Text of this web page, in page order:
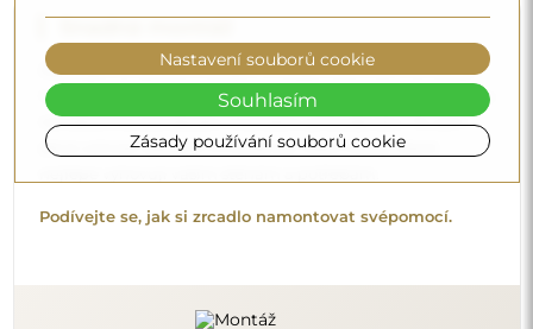
specializované přípravky, dbejte na to, aby měly neutrální
pH (kolem 7). Vyhněte se silným čisticím prostředkům
obsahujícím ocet, čpavek nebo silné kyseliny – díky tomu
si zrcadlo zachová krásný odraz po mnoho let.
Objevte více tipů na našem blogu.
Zásady používání souborů cookie
Nastavení souborů cookie
Souhlasím